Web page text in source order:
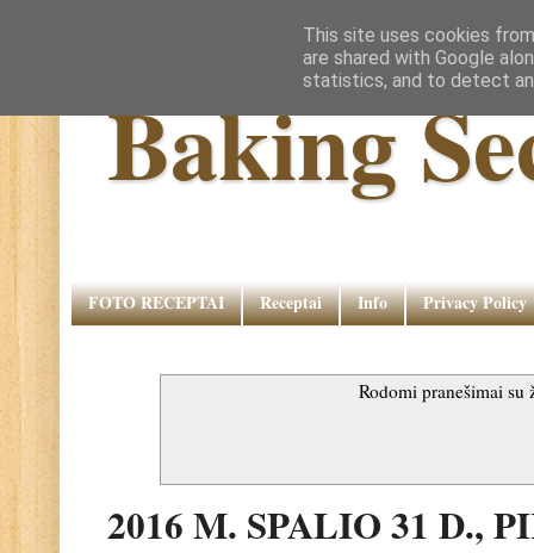
Baking
FOTO RECEPTAI Receptai Info Privacy Policy
Rodomi pranešimai su
2016 M. SPALIO 31 D.,
This site uses cookies
are shared with Google
statistics, and to detect